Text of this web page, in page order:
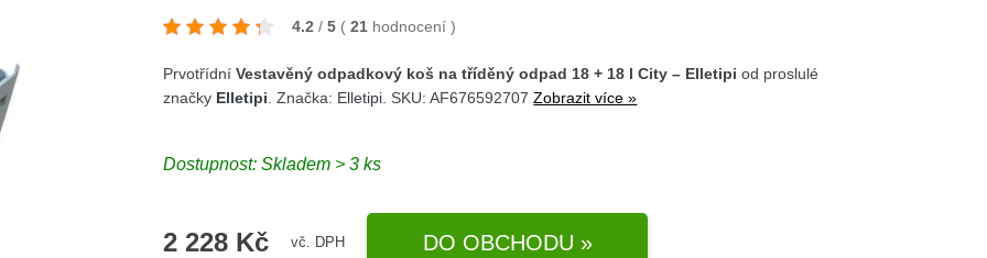
4.2 / 5 ( 21 hodnocení)
PrvotřídníVestavěný odpadkový koš na tříděný odpad 18 + 18 l City – Elletipi od proslulé
značky Elletipi . Značka: Elletipi . SKU: AF676592707Zobrazit více »
Dostupnost:Skladem > 3 ks
2 228 Kč vč. DPH DO OBCHODU »